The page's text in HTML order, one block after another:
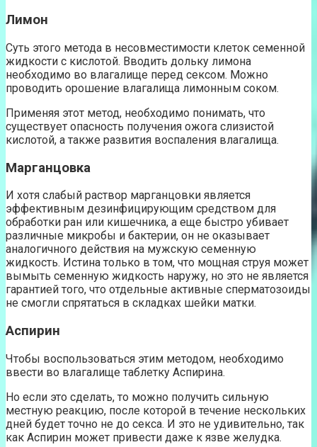
Лимон
Суть этого метода в несовместимости клеток семенной
жидкости с кислотой. Вводить дольку лимона
необходимо во влагалище перед сексом. Можно
проводить орошение влагалища лимонным соком.
Применяя этот метод, необходимо понимать, что
существует опасность получения ожога слизистой
кислотой, а также развития воспаления влагалища.
Марганцовка
И хотя слабый раствор марганцовки является
эффективным дезинфицирующим средством для
обработки ран или кишечника, а еще быстро убивает
различные микробы и бактерии, он не оказывает
аналогичного действия на мужскую семенную
жидкость. Истина только в том, что мощная струя может
вымыть семенную жидкость наружу, но это не является
гарантией того, что отдельные активные сперматозоиды
не смогли спрятаться в складках шейки матки.
Аспирин
Чтобы воспользоваться этим методом, необходимо
ввести во влагалище таблетку Аспирина.
Но если это сделать, то можно получить сильную
местную реакцию, после которой в течение нескольких
дней будет точно не до секса. И это не удивительно, так
как Аспирин может привести даже к язве желудка.